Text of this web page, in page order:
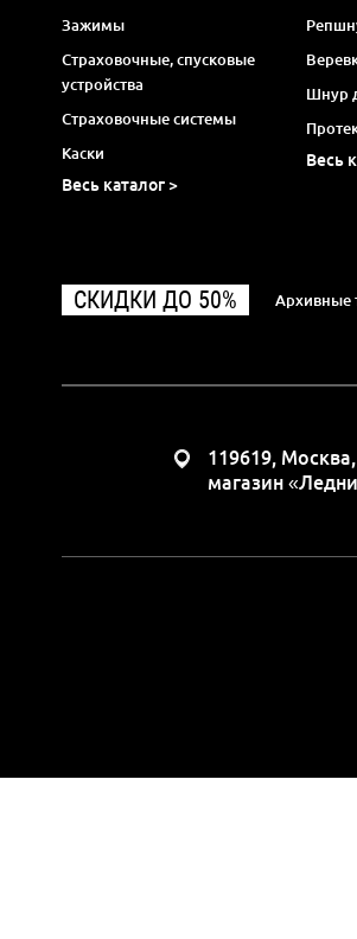
Зажимы
Страховочные, спусковые
устройства
Страховочные системы
Каски
Весь каталог >
Шнур
Весь
СКИДКИ ДО 50% Архивные
119619, Москва,
магазин